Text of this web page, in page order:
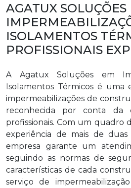
AGATUX SOLUÇÕES
ISOLAMENTOS
PROFISSIONAIS
A Agatux Soluções em
Isolamentos Térmicos é uma
impermeabilizações de
reconhecida por conta da
profissionais. Com um quadro
experiência de mais de
empresa garante um
seguindo as normas de
características de cada
serviço de